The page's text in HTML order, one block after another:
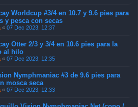
Worldcup #3/4 en 10.7 y 9.6 pies para
y pesca con secas
« 07 Dec 2023, 12:37
Otter 2/3 y 3/4 en 10.6 pies para la
al hilo
« 07 Dec 2023, 12:35
Nymphmaniac #3 de 9.6 pies para
mosca seca
« 07 Dec 2023, 12:33